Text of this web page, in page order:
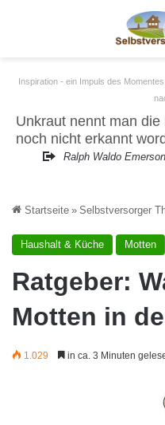
Inspiration - ein Impuls des
Unkraut nennt man
noch nicht erkannt
Ralph Waldo
Startseite » Selbstversorger
Haushalt & Küche Motten
Ratgeber:
Motten in
1.029 in ca. 3 Minuten